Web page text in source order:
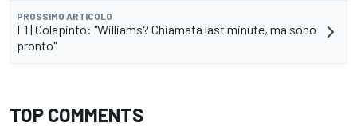
PROSSIMO ARTICOLO
F1 | Colapinto: "Williams? Chiamata last minute, ma sono
pronto"
TOP COMMENTS